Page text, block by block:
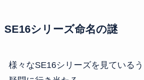
SE16シリーズ命名の謎
様々なSE16シリーズを見ている